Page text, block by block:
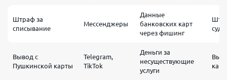
Штраф за
списывание
Мессенджеры
Данные
банковских карт
через фишинг
суд
Вывод с
Пушкинской карты
Telegram,
TikTok
Деньги за
несуществующие
услуги